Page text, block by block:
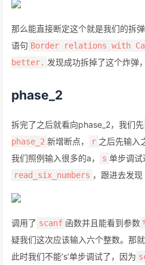
那么能直接断定这个就是我们的拆
语句 Border relations with
better. 发现成功拆掉了这个炸弹
phase_2
拆完了之后就看向phase_2，我们先
phase_2 新增断点， r 之后先输入
我们照例输入很多的a，
s 单步调试
read_six_numbers ，跟进去发现
调用了 scanf 函数并且能看到参数
疑我们这次应该输入六个整数。那
此时我们不能’s’单步调试了，因为